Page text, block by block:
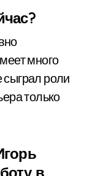
много
сыграл роли
только
в